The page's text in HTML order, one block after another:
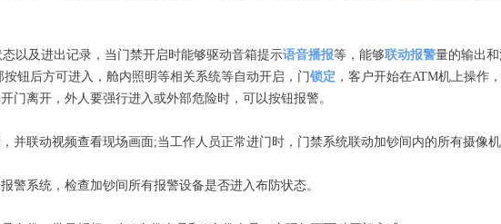
以及进出记录，当门禁开启时能够驱动音箱提示语音播报等，能够联动报警量的输出和
后方可进入，舱内照明等相关系统等自动开启，门锁定 ，客户开始在ATM机上操作
门离开，外人要强行进入或外部危险时，可以按钮报警。
联动视频查看现场画面;当工作人员正常进门时，门禁系统联动加钞间内的所有摄像
系统，检查加钞间所有报警设备是否进入布防状态。